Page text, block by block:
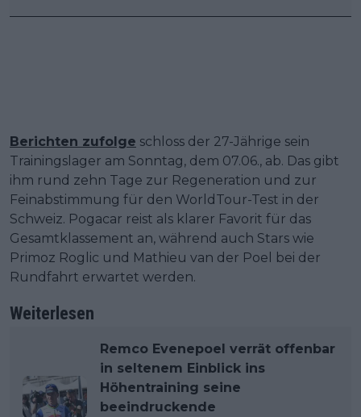
Berichten zufolge schloss der 27-Jährige sein
Trainingslager am Sonntag, dem 07.06., ab. Das gibt
ihm rund zehn Tage zur Regeneration und zur
Feinabstimmung für den WorldTour-Test in der
Schweiz. Pogacar reist als klarer Favorit für das
Gesamtklassement an, während auch Stars wie
Primoz Roglic und Mathieu van der Poel bei der
Rundfahrt erwartet werden.
Weiterlesen
Remco Evenepoel verrät offenbar
in seltenem Einblick ins
Höhentraining seine
beeindruckende